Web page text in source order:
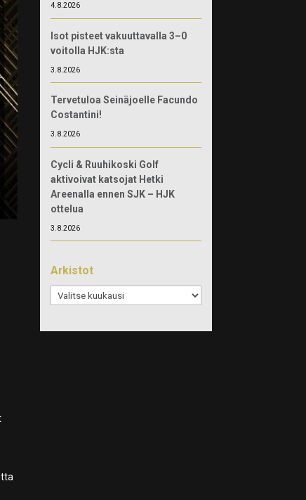
4.8.2026
Isot pisteet vakuuttavalla 3–0
voitolla HJK:sta
3.8.2026
Tervetuloa Seinäjoelle Facundo
Costantini!
3.8.2026
Cycli & Ruuhikoski Golf
aktivoivat katsojat Hetki
Areenalla ennen SJK – HJK
ottelua
3.8.2026
Arkistot
Arkistot